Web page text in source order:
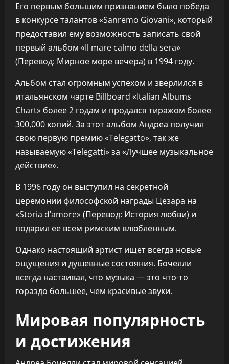
Его первым большим признанием было победа
в конкурсе талантов «Sanremo Giovani», который
предоставил ему возможность записать свой
первый альбом «Il mare calmo della sera»
(Перевод: Мирное море вечера) в 1994 году.
Альбом стал огромным успехом и зверлился в
итальянском чарте Billboard «Italian Albums
Chart» более 2 годам и продался тиражом более
300,000 копий. За этот альбом Андреа получил
свою первую премию «Telegatto», так же
называемую «Telegatti» за «Лучшее музыкальное
действие».
В 1996 году он выступил на секретной
церемонии философской награды Цезара на
«Storia d’amore» (Перевод: История любви) и
подарил ее всем римским влюбленным.
Однако настоящий артист ищет всегда новые
ощущения и душевные состояния. Бочелли
всегда настаивал, что музыка — это что-то
гораздо большее, чем красивые звуки.
Мировая популярность
и достижения